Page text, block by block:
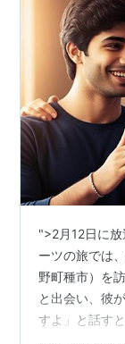
">2月12日に
ーツの旅では
野町種市）を
と出会い、彼
すよ」と話す